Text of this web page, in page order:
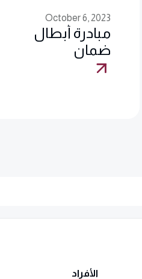
October 6, 2023
نادي أبوظبي
للدراجات الهوائية
الأفراد